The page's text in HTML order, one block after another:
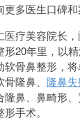
多医生口碑和
医疗美容院长
形20年里，以
软骨鼻整形，
隆鼻、 隆鼻
隆鼻、鼻畸形
手术。